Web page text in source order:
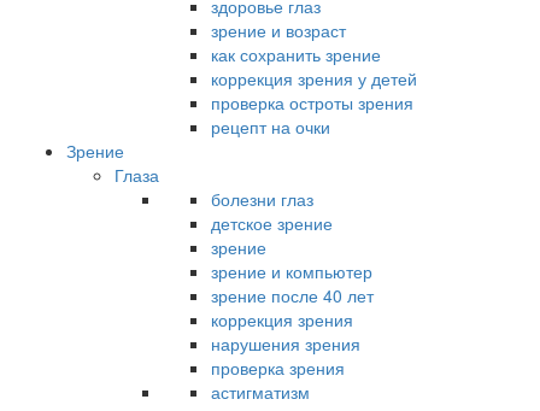
здоровье глаз
зрение и возраст
как сохранить зрение
коррекция зрения у детей
проверка остроты зрения
рецепт на очки
Зрение
Глаза
болезни глаз
детское зрение
зрение
зрение и компьютер
зрение после 40 лет
коррекция зрения
нарушения зрения
проверка зрения
астигматизм